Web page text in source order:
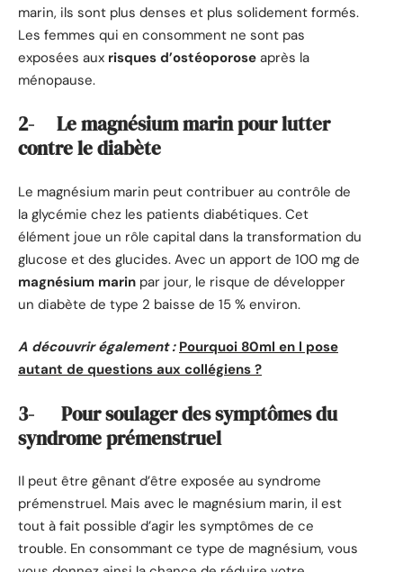
marin, ils sont plus denses et plus solidement formés.
Les femmes qui en consomment ne sont pas
exposées aux risques d’ostéoporose après la
ménopause.
2- Le magnésium marin pour lutter
contre le diabète
Le magnésium marin peut contribuer au contrôle de
la glycémie chez les patients diabétiques. Cet
élément joue un rôle capital dans la transformation du
glucose et des glucides. Avec un apport de 100 mg de
magnésium marin par jour, le risque de développer
un diabète de type 2 baisse de 15 % environ.
A découvrir également : Pourquoi 80ml en l pose
autant de questions aux collégiens ?
3- Pour soulager des symptômes du
syndrome prémenstruel
Il peut être gênant d’être exposée au syndrome
prémenstruel. Mais avec le magnésium marin, il est
tout à fait possible d’agir les symptômes de ce
trouble. En consommant ce type de magnésium, vous